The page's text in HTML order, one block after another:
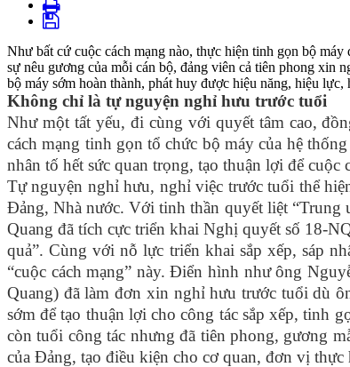
Như bất cứ cuộc cách mạng nào, thực hiện tinh gọn bộ
sự nêu gương của mỗi cán bộ, đảng viên cả tiên phong xin
bộ máy sớm hoàn thành, phát huy được hiệu năng, hiệu lực,
Không chỉ là tự nguyện nghỉ hưu trước tuổi
Như một tất yếu, đi cùng với quyết tâm cao,
cách mạng tinh gọn tổ chức bộ máy của hệ
nhân tố hết sức quan trọng, tạo thuận lợi để
Tự nguyện nghỉ hưu, nghỉ việc trước tuổi thể
Đảng, Nhà nước. Với tinh thần quyết liệt “Trung
Quang đã tích cực triển khai Nghị quyết số 18-
quả”. Cùng với nỗ lực triển khai sắp xếp, sáp
“cuộc cách mạng” này. Điển hình như ông
Quang) đã làm đơn xin nghỉ hưu trước tuổi dù
sớm để tạo thuận lợi cho công tác sắp xếp, tinh
còn tuổi công tác nhưng đã tiên phong, gương
của Đảng, tạo điều kiện cho cơ quan, đơn vị